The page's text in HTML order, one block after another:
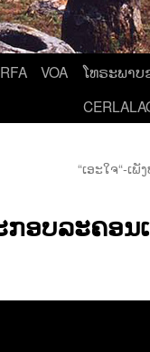
RFA VOA
ໂທຣະພາບ
“ເອະໃຈ“-ເ
ກອບລະຄອນ